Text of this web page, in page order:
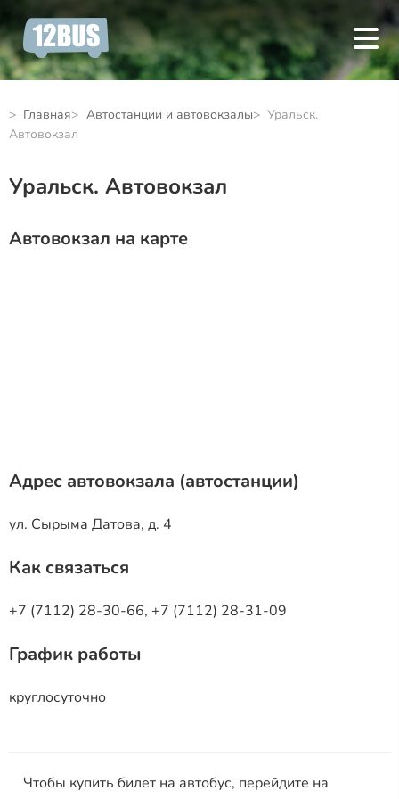
Главная Автостанции и автовокзалы
Уральск.
Автовокзал
Уральск. Автовокзал
Автовокзал на карте
Адрес автовокзала (автостанции)
ул. Сырыма Датова, д. 4
Как связаться
+7 (7112) 28-30-66, +7 (7112) 28-31-09
График работы
круглосуточно
Чтобы купить билет на автобус, перейдите на